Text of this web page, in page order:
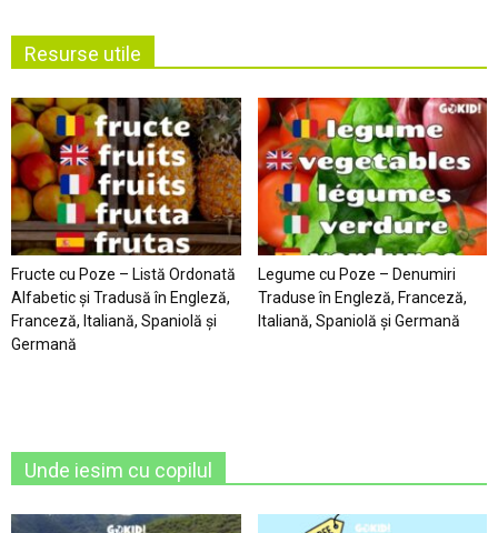
Resurse utile
Fructe cu Poze – Listă Ordonată
Alfabetic şi Tradusă în Engleză,
Franceză, Italiană, Spaniolă şi
Germană
Legume cu Poze – Denumiri
Traduse în Engleză, Franceză,
Italiană, Spaniolă şi Germană
Unde iesim cu copilul